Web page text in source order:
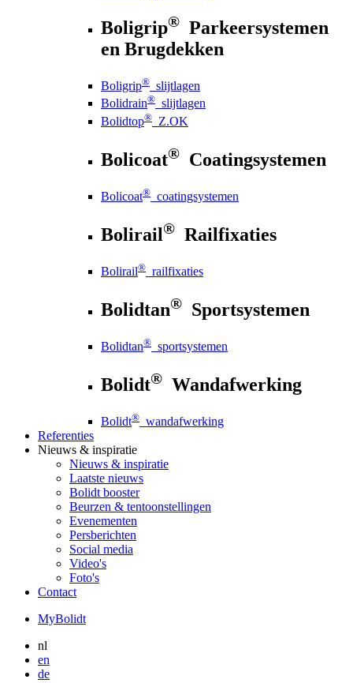
Boligrip® Parkeersystemen
en Brugdekken
Boligrip® slijtlagen
Bolidrain® slijtlagen
Bolidtop® Z.OK
Bolicoat® Coatingsystemen
Bolicoat® coatingsystemen
Bolirail® Railfixaties
Bolirail® railfixaties
Bolidtan® Sportsystemen
Bolidtan® sportsystemen
Bolidt® Wandafwerking
Bolidt® wandafwerking
Referenties
Nieuws & inspiratie
Nieuws & inspiratie
Laatste nieuws
Bolidt booster
Beurzen & tentoonstellingen
Evenementen
Persberichten
Social media
Video's
Foto's
Contact
MyBolidt
nl
en
de